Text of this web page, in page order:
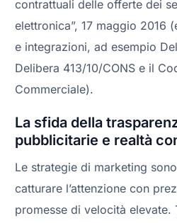
contrattuali delle offerte dei
elettronica”, 17 maggio 2016
e integrazioni, ad esempio
Delibera 413/10/CONS e il
Commerciale).
La sfida della
pubblicitarie e realtà
Le strategie di marketing
catturare l’attenzione con
promesse di velocità elevate.